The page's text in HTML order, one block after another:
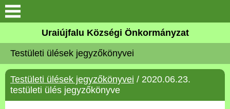
Köszöntő
Elérhetőségek
Uraiújfalu
Uraiújfalu Községi Önkormányzat
Testületi ülések jegyzőkönyvei
Testületi ülések jegyzőkönyvei / 2020.06.23.
testületi ülés jegyzőkönyve